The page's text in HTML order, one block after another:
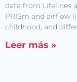
data from Lifelines
PRISm and airflow
childhood, and
Leer más »